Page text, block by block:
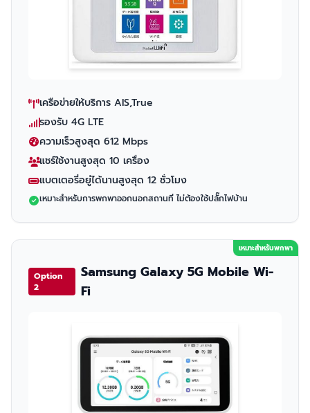
เครือข่ายให้บริการ AIS,True
รองรับ 4G LTE
ความเร็วสูงสุด 612 Mbps
แชร์ใช้งานสูงสุด 10 เครื่อง
แบตเตอรี่อยู่ได้นานสูงสุด 12 ชั่วโมง
เหมาะสำหรับการพกพาออกนอกสถานที่ ไม่ต้องใช้ปลั๊กไฟบ้าน
เหมาะสำหรับพกพา
Option
2
Samsung Galaxy 5G Mobile Wi-
Fi